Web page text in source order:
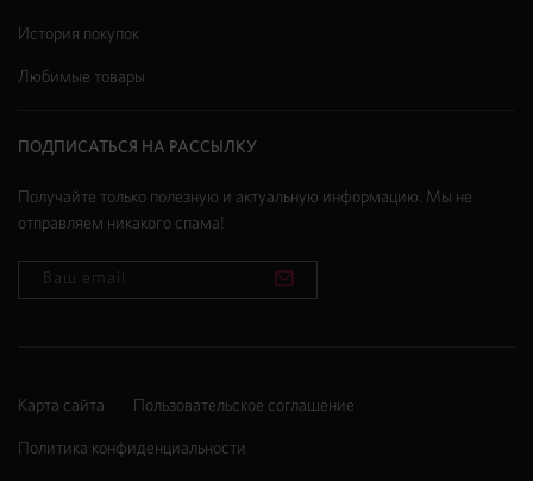
История покупок
Любимые товары
ПОДПИСАТЬСЯ НА РАССЫЛКУ
Получайте только полезную и актуальную информацию. Мы не
отправляем никакого спама!
Карта сайта Пользовательское соглашение
Политика конфиденциальности